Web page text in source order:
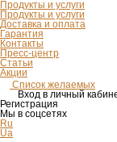
Продукты и услуги
Продукты и услуги
Доставка и оплата
Гарантия
Контакты
Пресс-центр
Статьи
Акции
Список желаемых
Вход в личный
Регистрация
Мы в соцсетях
Ru
Ua